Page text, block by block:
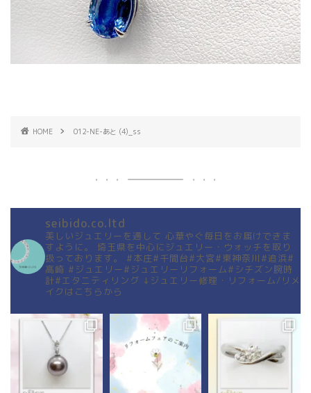
HOME 012-NE-あと (4)_ss
seibido.co.ltd
美しいジュエリーを通して 心華やぐ毎日をお届けできま
すように。
埼玉県を中心にジュエリー・ウォッチを取り
扱っております。
#本庄#千間台#大宮#東神奈川#追浜#
高崎 #ジュエリー#ジュエリーリフォーム#シチズン腕時
計#エタニティリング ↓ジュエリー修理・リフォーム/リメ
イクはこちらから